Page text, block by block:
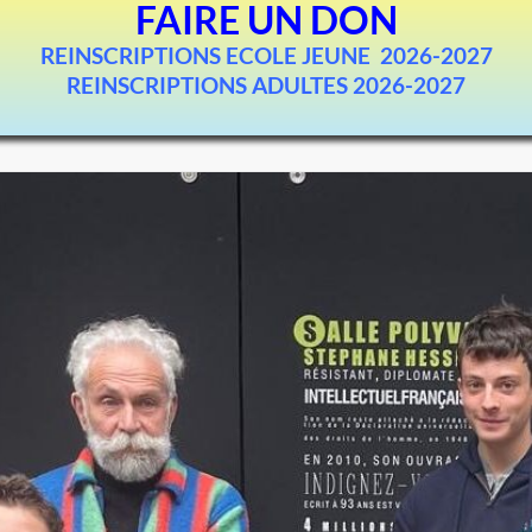
FAIRE UN DON
REINSCRIPTIONS ECOLE JEUNE 2026-2027
REINSCRIPTIONS ADULTES 2026-2027